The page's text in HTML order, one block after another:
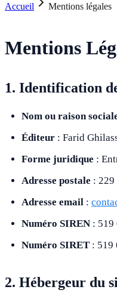
Accueil Mentions légales
Mentions
1. Identification
Nom ou raison
Éditeur : Farid
Forme juridique :
Adresse postale : 229
Adresse email :
Numéro SIREN : 519
Numéro SIRET : 519
2. Hébergeur du